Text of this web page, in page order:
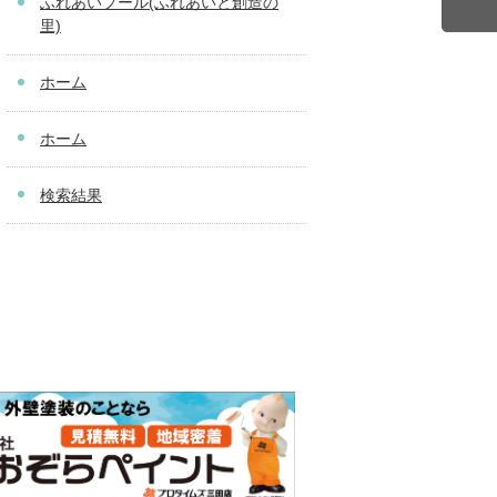
里)
ホーム
ホーム
検索結果